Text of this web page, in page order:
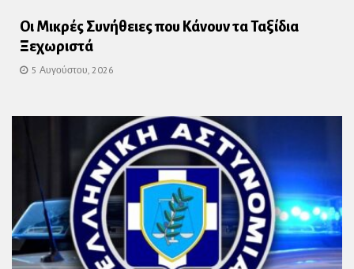
Οι Μικρές Συνήθειες που Κάνουν τα Ταξίδια
Ξεχωριστά
5 Αυγούστου, 2026